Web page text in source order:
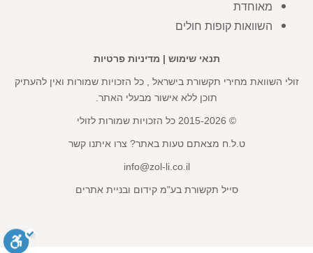
מאוחדת
השוואות קופות חולים
תנאי שימוש | מדיניות פרטיות
זולי השוואת מחירי תקשורת בישראל , כל הזכויות שמורות ואין להעתיק
תוכן ללא אישור מבעלי האתר.
© 2015-2026 כל הזכויות שמורות לזולי
ט.ל.ח מצאתם טעות באתר? צרו איתנו קשר
info@zol-li.co.il
סייל תקשורת בע"מ קידום ובניית אתרים